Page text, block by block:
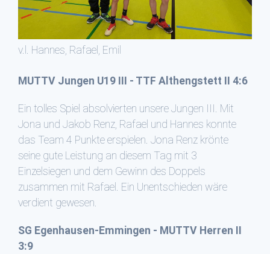
v.l. Hannes, Rafael, Emil
MUTTV Jungen U19 III - TTF Althengstett II 4:6
Ein tolles Spiel absolvierten unsere Jungen III. Mit
Jona und Jakob Renz, Rafael und Hannes konnte
das Team 4 Punkte erspielen. Jona Renz krönte
seine gute Leistung an diesem Tag mit 3
Einzelsiegen und dem Gewinn des Doppels
zusammen mit Rafael. Ein Unentschieden wäre
verdient gewesen.
SG Egenhausen-Emmingen - MUTTV Herren II
3:9